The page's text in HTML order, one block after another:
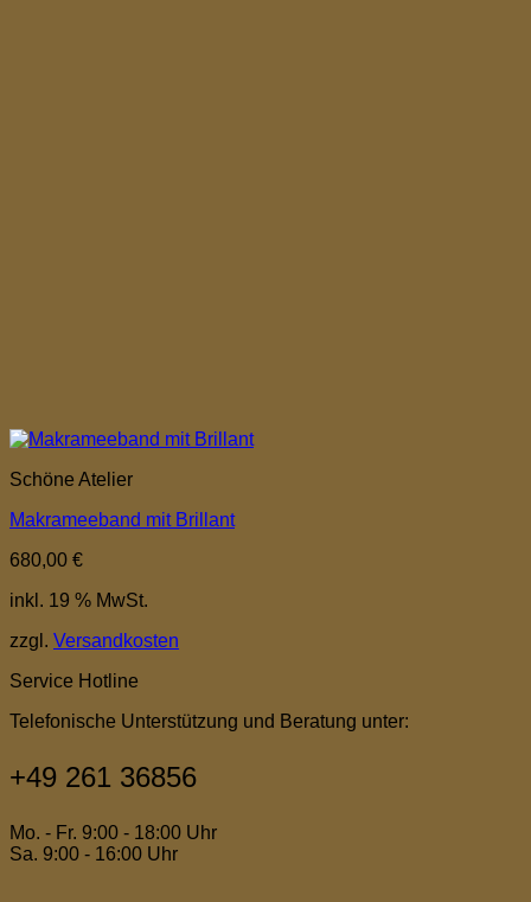
Schöne Atelier
Makrameeband mit Brillant
680,00 €
inkl. 19 % MwSt.
zzgl. Versandkosten
Service Hotline
Telefonische Unterstützung und Beratung unter:
+49 261 36856
Mo. - Fr. 9:00 - 18:00 Uhr
Sa. 9:00 - 16:00 Uhr